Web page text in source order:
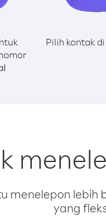
Pilih kontak
menelepon lebih
yang